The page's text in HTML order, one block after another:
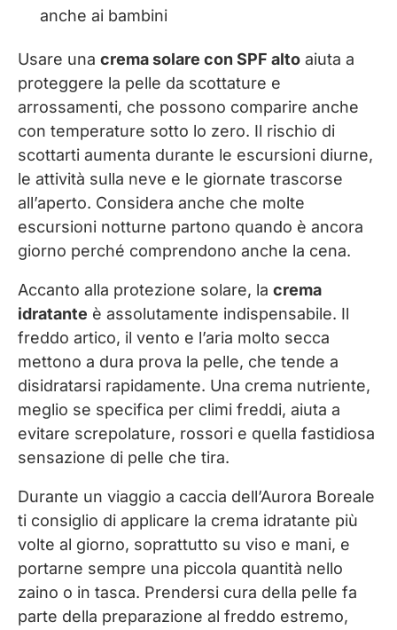
anche ai bambini
Usare una crema solare con SPF alto aiuta a
proteggere la pelle da scottature e
arrossamenti, che possono comparire anche
con temperature sotto lo zero. Il rischio di
scottarti aumenta durante le escursioni diurne,
le attività sulla neve e le giornate trascorse
all’aperto. Considera anche che molte
escursioni notturne partono quando è ancora
giorno perché comprendono anche la cena.
Accanto alla protezione solare, la crema
idratante è assolutamente indispensabile. Il
freddo artico, il vento e l’aria molto secca
mettono a dura prova la pelle, che tende a
disidratarsi rapidamente. Una crema nutriente,
meglio se specifica per climi freddi, aiuta a
evitare screpolature, rossori e quella fastidiosa
sensazione di pelle che tira.
Durante un viaggio a caccia dell’Aurora Boreale
ti consiglio di applicare la crema idratante più
volte al giorno, soprattutto su viso e mani, e
portarne sempre una piccola quantità nello
zaino o in tasca. Prendersi cura della pelle fa
parte della preparazione al freddo estremo,